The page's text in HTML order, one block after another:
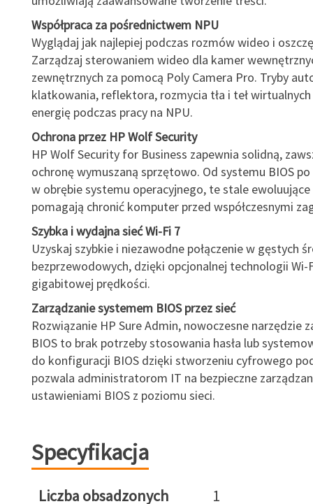
Współpraca za pośrednictwem NPU
Wyglądaj jak najlepiej podczas rozmów wideo i
Zarządzaj sterowaniem wideo dla kamer
zewnętrznych za pomocą Poly Camera Pro. Tryby
klatkowania, reflektora, rozmycia tła i teł
energię podczas pracy na NPU.
Ochrona przez HP Wolf Security
HP Wolf Security for Business zapewnia solidną,
ochronę wymuszaną sprzętowo. Od systemu BIOS
w obrębie systemu operacyjnego, te stale
pomagają chronić komputer przed współczesnymi
Szybka i wydajna sieć Wi-Fi 7
Uzyskaj szybkie i niezawodne połączenie w gęstych
bezprzewodowych, dzięki opcjonalnej technologii Wi-
gigabitowej prędkości.
Zarządzanie systemem BIOS przez sieć
Rozwiązanie HP Sure Admin, nowoczesne narzędzie
BIOS to brak potrzeby stosowania hasła lub
do konfiguracji BIOS dzięki stworzeniu cyfrowego
pozwala administratorom IT na bezpieczne
ustawieniami BIOS z poziomu sieci.
Specyfikacja
Liczba obsadzonych
1